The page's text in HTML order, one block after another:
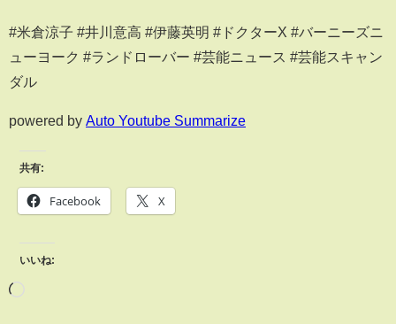
#米倉涼子 #井川意高 #伊藤英明 #ドクターX #バーニーズニ
ューヨーク #ランドローバー #芸能ニュース #芸能スキャン
ダル
powered by Auto Youtube Summarize
共有:
Facebook X
いいね: